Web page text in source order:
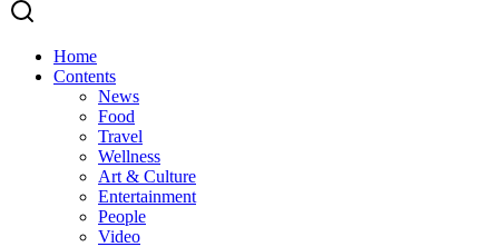
Home
Contents
News
Food
Travel
Wellness
Art & Culture
Entertainment
People
Video